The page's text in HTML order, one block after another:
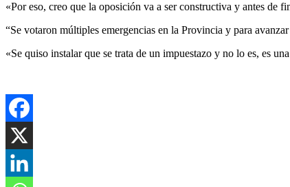
«Por eso, creo que la oposición va a ser constructiva y antes de
“Se votaron múltiples emergencias en la Provincia y para
«Se quiso instalar que se trata de un impuestazo y no lo es, es